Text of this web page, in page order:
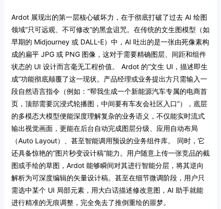
Ardot 展现出的第一层核心破坏力，在于彻底打破了过去 AI 绘图
领域“只可远观、不可修改”的黑盒诅咒。在传统的文生图模型（如
早期的 Midjourney 或 DALL-E）中，AI 吐出的是一张由死像素构
成的扁平 JPG 或 PNG 图像，这对于需要精确图层、间距和组件
状态的 UI 设计而言毫无工程价值。
Ardot 的“文生 UI，描述即生
成”功能彻底颠覆了这一现状。产品经理或业务提出方只需输入一
段自然语言指令（例如：“帮我生成一个新能源汽车专属的电商首
页，顶部需要沉浸式轮播图，中间要有车友会社区入口”），底层
的多模态大模型便能深度理解复杂的业务语义，不仅能实时流式
输出视觉画面，更能在后台自动完成图层分级、应用自动布局
（Auto Layout）、甚至智能调用预设的业务组件库。
同时，它
还具备惊艳的“图片秒变设计稿”能力。用户随意上传一张竞品的截
图或手绘的草图，Ardot 能够瞬间对其进行智能分层，将其逆向
解析为可深度编辑的矢量设计稿。甚至在细节微调阶段，用户只
需选中某个 UI 局部元素，用大白话描述修改意图，AI 助手就能
进行精准的无痕调整，完全免去了推倒重绘的噩梦。